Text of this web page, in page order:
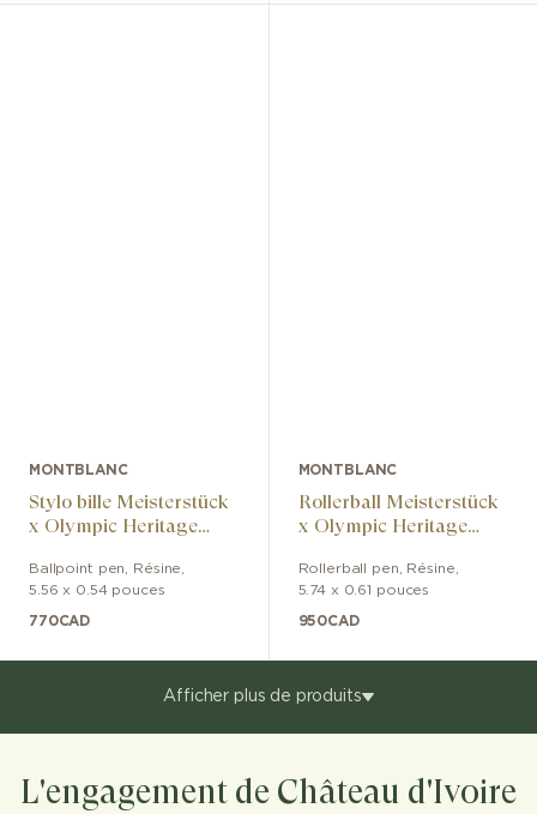
MONTBLANC
Stylo bille Meisterstück
x Olympic Heritage
Ballpoint pen Résine
5.56 x 0.54 pouces
770CAD
MONTBLANC
Rollerball Meisterstück
x Olympic Heritage
Rollerball pen Résine
5.74 x 0.61 pouces
950CAD
Afficher plus de produits
L'engagement de Château d'Ivoire